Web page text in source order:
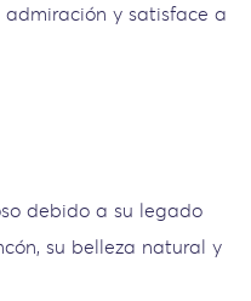
y satisface a
debido a su legado
su belleza natural y